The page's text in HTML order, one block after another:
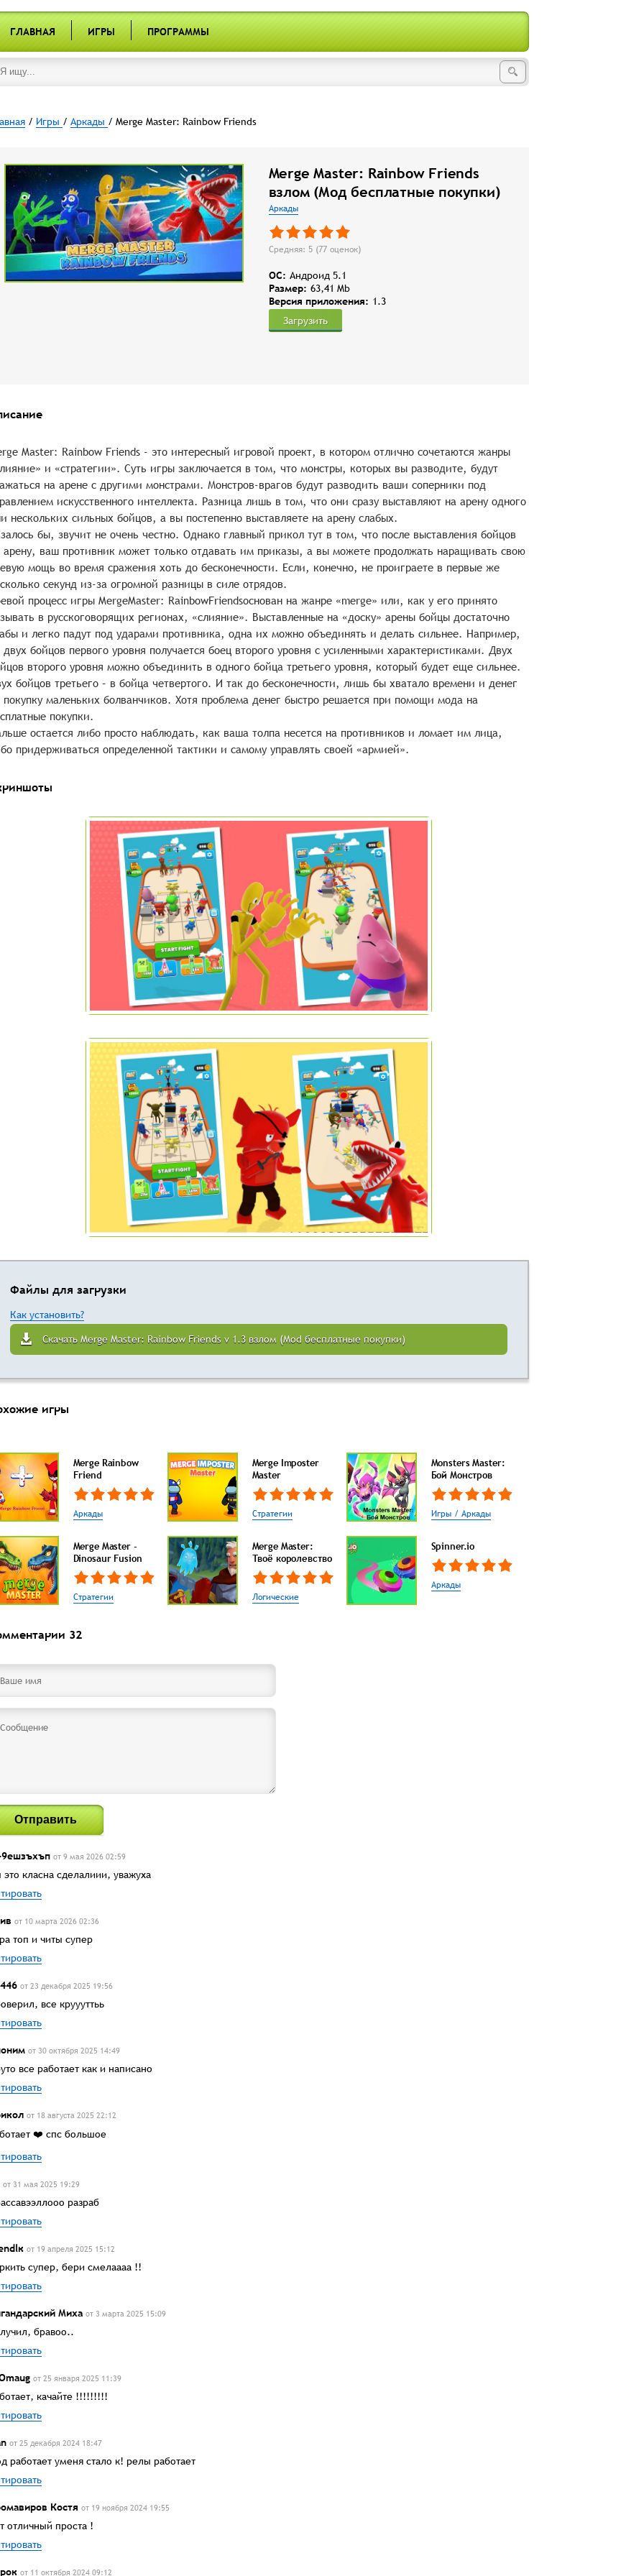
ГЛАВНАЯ ИГРЫ ПРОГРАММЫ
/ Игры / Аркады / Merge Master: Rainbow Friends
Merge Master: Rainbow Friends
взлом (Мод бесплатные покупки)
Аркады
Средняя: 5 (77оценок)
OC: Андроид 5.1
Размер: 63,41 Mb
Версия приложения: 1.3
Загрузить
Master: Rainbow Friends - это интересный игровой проект, в котором отлично сочетаются жанры
и «стратегии». Суть игры заключается в том, что монстры, которых вы разводите, будут
на арене с другими монстрами. Монстров-врагов будут разводить ваши соперники под
искусственного интеллекта. Разница лишь в том, что они сразу выставляют на арену одного
нескольких сильных бойцов, а вы постепенно выставляете на арену слабых.
бы, звучит не очень честно. Однако главный прикол тут в том, что после выставления бойцов
арену, ваш противник может только отдавать им приказы, а вы можете продолжать наращивать свою
мощь во время сражения хоть до бесконечности. Если, конечно, не проиграете в первые же
секунд из-за огромной разницы в силе отрядов.
процесс игры MergeMaster: RainbowFriendsоснован на жанре «merge» или, как у его принято
в русскоговорящих регионах, «слияние». Выставленные на «доску» арены бойцы достаточно
и легко падут под ударами противника, одна их можно объединять и делать сильнее. Например,
двух бойцов первого уровня получается боец второго уровня с усиленными характеристиками. Двух
второго уровня можно объединить в одного бойца третьего уровня, который будет еще сильнее.
бойцов третьего – в бойца четвертого. И так до бесконечности, лишь бы хватало времени и денег
покупку маленьких болванчиков. Хотя проблема денег быстро решается при помощи мода на
покупки.
остается либо просто наблюдать, как ваша толпа несется на противников и ломает им лица,
придерживаться определенной тактики и самому управлять своей «армией».
Файлы для загрузки
Как установить?
Скачать Merge Master: Rainbow Friends v 1.3 взлом (Mod бесплатные покупки)
игры
Merge Rainbow
Friend
Аркады
Merge Imposter
Master
Стратегии
Monsters Master:
Бой Монстров
Игры / Аркады
Merge Master -
Dinosaur Fusion
Стратегии
Merge Master:
Твоё королевство
Логические
Spinner.io
Аркады
32
Отправить
от 9 мая 2026 02:59
класна сделалиии, уважуха
от 10 марта 2026 02:36
топ и читы супер
от 23 декабря 2025 19:56
все круууттьь
от 30 октября 2025 14:49
все работает как и написано
от 18 августа 2025 22:12
❤️ спс большое
от 31 мая 2025 19:29
разраб
от 19 апреля 2025 15:12
супер, бери смелаааа !!
Миха от 3 марта 2025 15:09
бравоо..
от 25 января 2025 11:39
качайте !!!!!!!!!
от 25 декабря 2024 18:47
работает уменя стало к! релы работает
Костя от 19 ноября 2024 19:55
отличный проста !
от 11 октября 2024 09:12